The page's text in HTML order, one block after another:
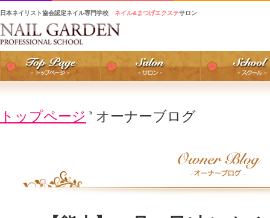
日本ネイリスト協会認定ネイル専門学校 ネイル&まつげエクステサロン
トップページ オーナーブログ